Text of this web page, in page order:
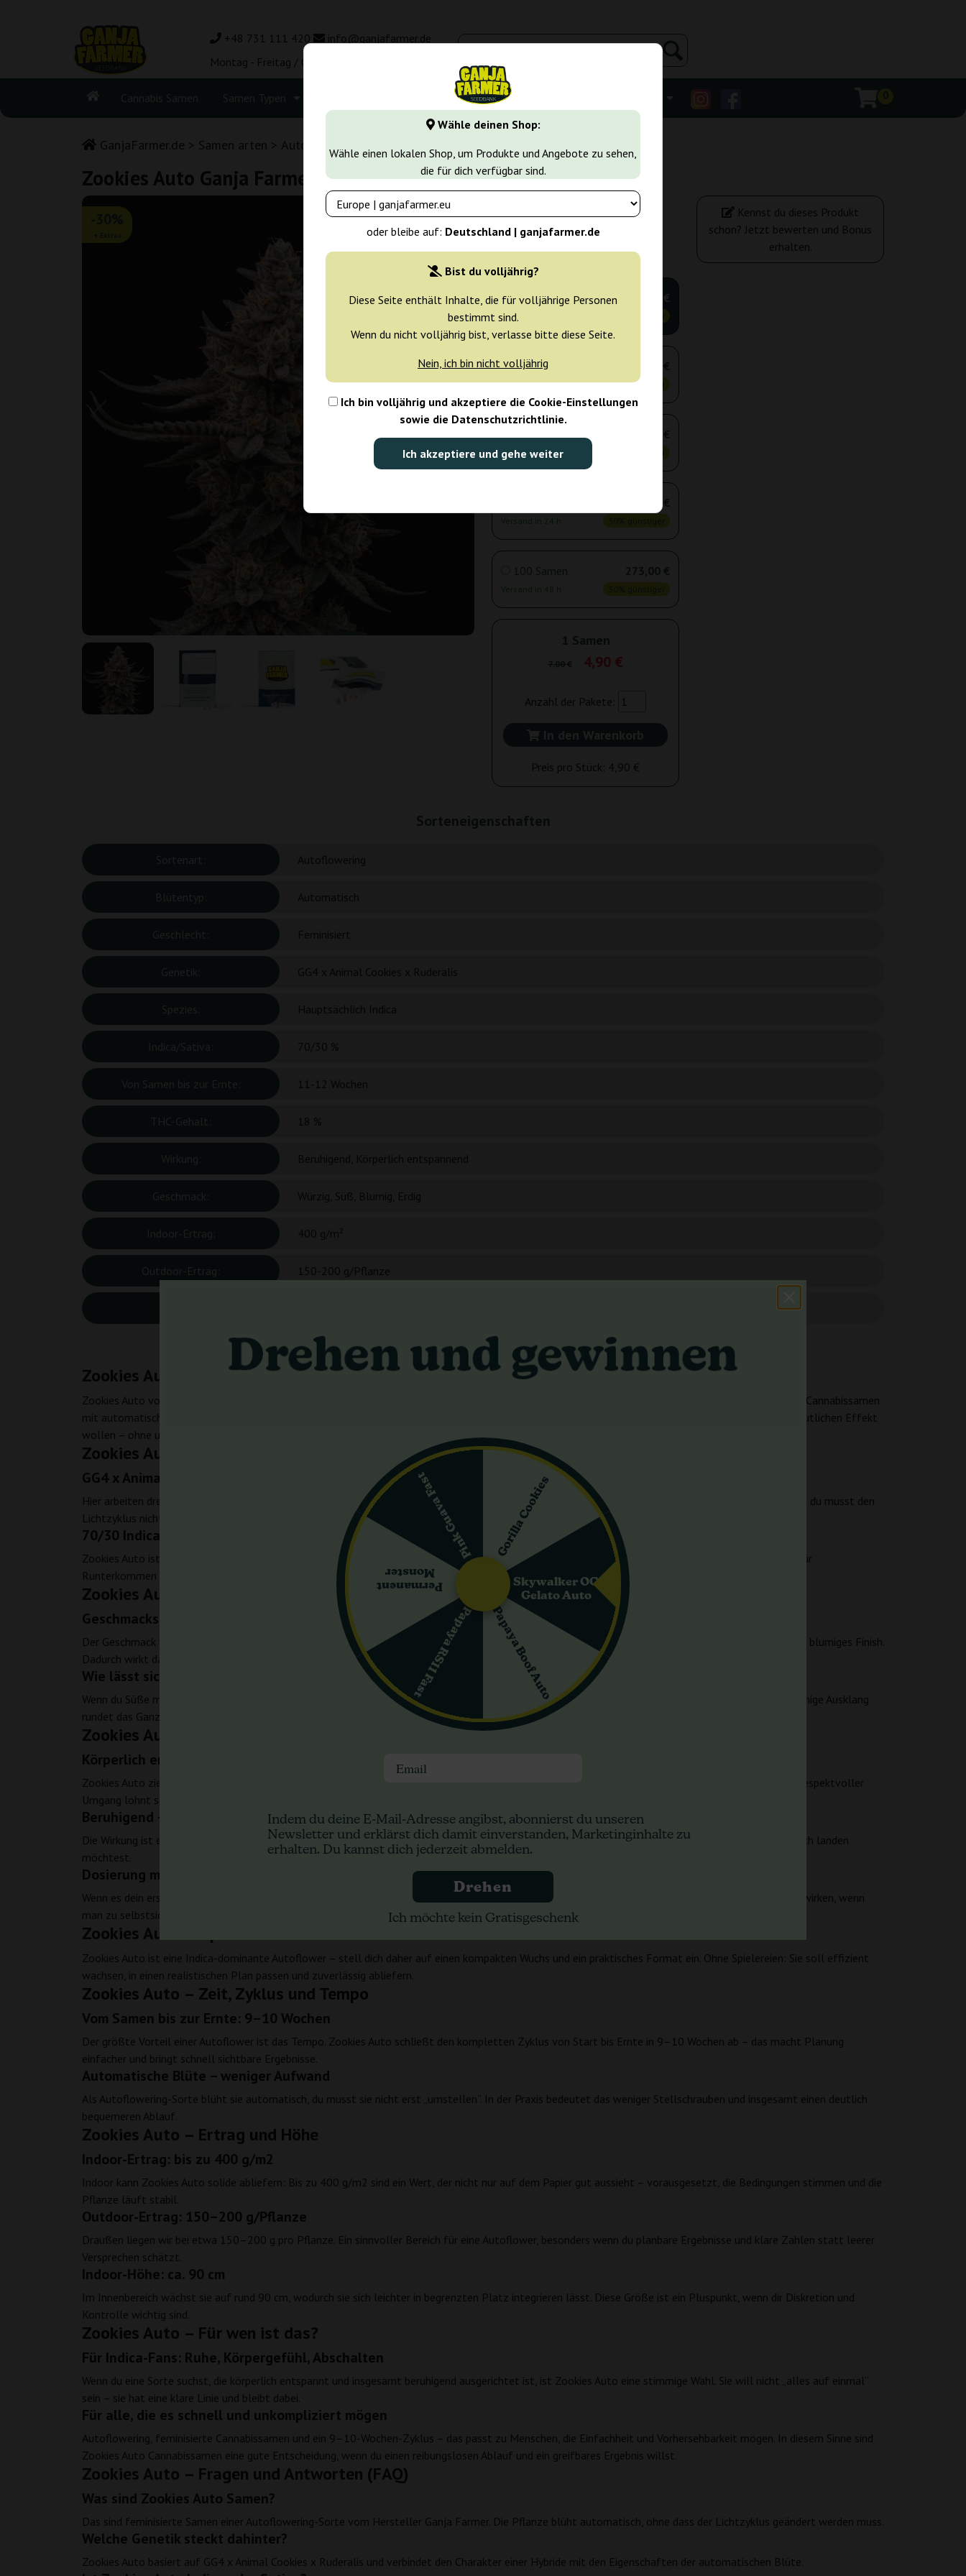
Wähle deinen Shop:
Wähle einen lokalen Shop, um Produkte und Angebote zu sehen,
die für dich verfügbar sind.
oder bleibe auf: Deutschland | ganjafarmer.de
Bist du volljährig?
Diese Seite enthält Inhalte, die für volljährige Personen
bestimmt sind.
Wenn du nicht volljährig bist, verlasse bitte diese Seite.
Nein, ich bin nicht volljährig
Ich bin volljährig und akzeptiere die Cookie-Einstellungen
sowie die Datenschutzrichtlinie.
Ich akzeptiere und gehe weiter
+48 731 111 420
info@ganjafarmer.de
Montag - Freitag / 08:00 - 16:00
Cannabis Samen Samen Typen Cannabis Sorten
GanjaFarmer.de Samen arten Autoflower Cannabissamen
Zookies Auto Ganja Farmer
Ganja Farmer
1 Samen
Versand in 24 h
4,90 €
3 Samen
Versand in 24 h
12,60 €
30% günstiger
5 Samen
Versand in 24 h
18,90 €
Versand in 24 h
33,60 €
100 Samen
Versand in 48 h
273,00 €
1 Samen
7,00 € 4,90 €
Anzahl der Pakete:
In den Warenkorb
Preis pro Stück: 4,90 €
Kennst du dieses Produkt
schon? Jetzt bewerten und Bonus
erhalten.
Sorteneigenschaften
Sortenart:
Blütentyp:
Geschlecht:
Genetik:
Spezies:
Indica/Sativa:
Von Samen bis zur Ernte:
THC-Gehalt:
Wirkung:
Geschmack:
Indoor-Ertrag:
Outdoor-Ertrag:
Zookies Auto – Entspannung, die man im Körper spürt
Zookies Auto von Ganja Farmer ist eine Autoflower-Sorte, die auf ruhiges Tempo und spürbare körperliche Lockerung setzt. Du bekommst feminisierte Cannabissamen
mit automatischer Blüte und einem klaren Profil: eine überwiegend Indica-dominante Hybride (70/30) mit 18% THC. Genau richtig für alle, die einen deutlichen Effekt
wollen – ohne unnötigen Schnickschnack.
Zookies Auto – Genetik und Charakter
GG4 x Animal Cookies x Ruderalis – das Rezept für eine stabile Autoflower
Hier arbeiten drei Namen zusammen: GG4, Animal Cookies und Ruderalis. Das Ergebnis ist eine Autoflowering-Pflanze, die von selbst in die Blüte geht – du musst den
Lichtzyklus nicht umstellen, um die Blüte zu starten.
70/30 Indica/Sativa – Hybride mit Fokus auf Ruhe
Zookies Auto ist deutlich Indica-lastig, entsprechend kannst du eher mit einem „erdenden“ Profil rechnen. Keine Sorte für Gedankenkarussell, sondern für
Runterkommen und das Lösen von Anspannung.
Zookies Auto – Aroma und Geschmack
Geschmacksprofil: erdig, süß, würzig, blumig
Der Geschmack von Zookies Auto baut sich in Schichten auf: zuerst erdig, dann eine angenehme Süße, danach eine würzige Note und im Hintergrund ein blumiges Finish.
Dadurch wirkt das Profil nicht eindimensional und bleibt auch nach dem ersten Eindruck interessant.
Wie lässt sich das in der Praxis einordnen?
Wenn du Süße magst, die nicht künstlich wirkt, sondern auf einer erdigen Basis steht, passt das sehr gut. Die Würze bringt Charakter hinein, und der blumige Ausklang
rundet das Ganze leicht und angenehm ab.
Zookies Auto – Wirkung
Körperlich entspannend – spürbares Loslassen
Zookies Auto zielt klar auf den Körper: lockert, beruhigt und hilft, den Ballast des Tages abzustreifen. Mit 18% THC kann sie deutlich ausfallen – ein respektvoller
Umgang lohnt sich.
Beruhigend – wenn du den Kopf leiser stellen willst
Die Wirkung ist eher sanft und ausgleichend als aktivierend. Eine gute Wahl, wenn du eine ruhigere Stimmung suchst und nach einem intensiven Tag weich landen
möchtest.
Dosierung mit Respekt
Wenn es dein erstes Treffen mit dieser Sorte ist, starte lieber vorsichtig und gib ihr etwas Zeit, sich zu entfalten. 18% THC können überraschend stark wirken, wenn
man zu selbstsicher einsteigt.
Zookies Auto – Optik und Vibe der Pflanze
Zookies Auto ist eine Indica-dominante Autoflower – stell dich daher auf einen kompakten Wuchs und ein praktisches Format ein. Ohne Spielereien: Sie soll effizient
wachsen, in einen realistischen Plan passen und zuverlässig abliefern.
Zookies Auto – Zeit, Zyklus und Tempo
Vom Samen bis zur Ernte: 9–10 Wochen
Der größte Vorteil einer Autoflower ist das Tempo. Zookies Auto schließt den kompletten Zyklus von Start bis Ernte in 9–10 Wochen ab – das macht Planung
einfacher und bringt schnell sichtbare Ergebnisse.
Automatische Blüte – weniger Aufwand
Als Autoflowering-Sorte blüht sie automatisch, du musst sie nicht erst „umstellen“. In der Praxis bedeutet das weniger Stellschrauben und insgesamt einen deutlich
bequemeren Ablauf.
Zookies Auto – Ertrag und Höhe
Indoor-Ertrag: bis zu 400 g/m2
Indoor kann Zookies Auto solide abliefern: Bis zu 400 g/m2 sind ein Wert, der nicht nur auf dem Papier gut aussieht – vorausgesetzt, die Bedingungen stimmen und die
Pflanze läuft stabil.
Outdoor-Ertrag: 150–200 g/Pflanze
Draußen liegen wir bei etwa 150–200 g pro Pflanze. Ein sinnvoller Bereich für eine Autoflower, besonders wenn du planbare Ergebnisse und klare Zahlen statt leerer
Versprechen schätzt.
Indoor-Höhe: ca. 90 cm
Im Innenbereich wächst sie auf rund 90 cm, wodurch sie sich leichter in begrenzten Platz integrieren lässt. Diese Größe ist ein Pluspunkt, wenn dir Diskretion und
Kontrolle wichtig sind.
Zookies Auto – Für wen ist das?
Für Indica-Fans: Ruhe, Körpergefühl, Abschalten
Wenn du eine Sorte suchst, die körperlich entspannt und insgesamt beruhigend ausgerichtet ist, ist Zookies Auto eine stimmige Wahl. Sie will nicht „alles auf einmal“
sein – sie hat eine klare Linie und bleibt dabei.
Für alle, die es schnell und unkompliziert mögen
Autoflowering, feminisierte Cannabissamen und ein 9–10-Wochen-Zyklus – das passt zu Menschen, die Einfachheit und Vorhersehbarkeit mögen. In diesem Sinne sind
Zookies Auto Cannabissamen eine gute Entscheidung, wenn du einen reibungslosen Ablauf und ein greifbares Ergebnis willst.
Zookies Auto – Fragen und Antworten (FAQ)
Was sind Zookies Auto Samen?
Das sind feminisierte Samen einer Autoflowering-Sorte vom Hersteller Ganja Farmer. Die Pflanze blüht automatisch, ohne dass der Lichtzyklus geändert werden muss.
Welche Genetik steckt dahinter?
Zookies Auto basiert auf GG4 x Animal Cookies x Ruderalis und verbindet den Charakter einer Hybride mit den Eigenschaften der automatischen Blüte.
Gorilla Cookies
Skywalker OG
Gelato Auto
Papaya Boof Auto
Papaya RS11 Fast
Permanent
Monster
Pink Guava Fast
Email
Indem du deine E-Mail-Adresse angibst, abonnierst du unseren
Newsletter und erklärst dich damit einverstanden, Marketinginhalte zu
erhalten. Du kannst dich jederzeit abmelden.
Drehen
Ich möchte kein Gratisgeschenk